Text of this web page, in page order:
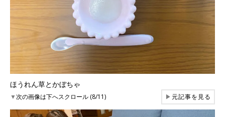
ほうれん草とかぼちゃ
▼次の画像は下へスクロール (8/11) ▶元記事を見る